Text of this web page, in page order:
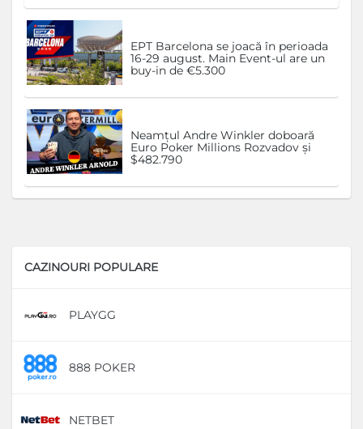
EPT Barcelona se joacă în perioada
16-29 august. Main Event-ul are un
buy-in de €5.300
Neamțul Andre Winkler doboară
Euro Poker Millions Rozvadov și
$482.790
CAZINOURI POPULARE
PLAYGG
888 POKER
NETBET